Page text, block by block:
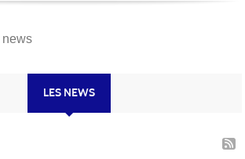
news
LES NEWS